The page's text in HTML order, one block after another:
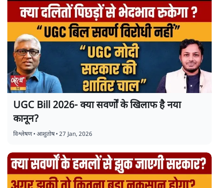
UGC Bill 2026- क्या सवर्णों के खिलाफ है नया
कानून?
विश्लेषण•आशुतोष•27 Jan, 2026